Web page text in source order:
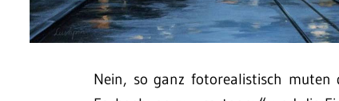
Nein, so ganz fotorealistisch